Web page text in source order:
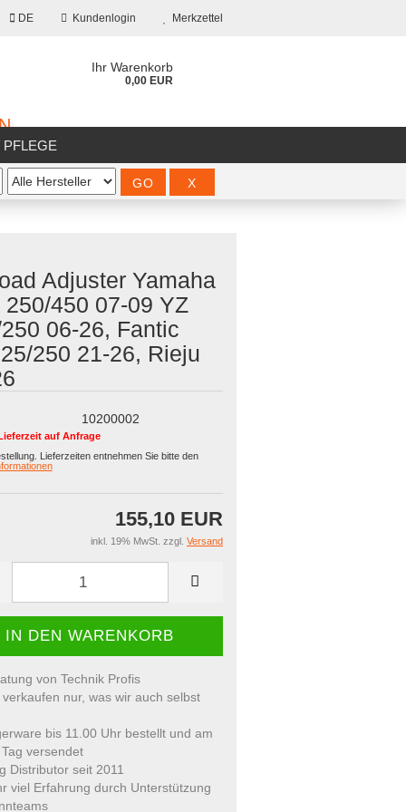
DE Kundenlogin Merkzettel
Ihr Warenkorb
0,00 EUR
PFLEGE
%SALE%
Adjuster Yamaha
250/450 07-09 YZ
06-26, Fantic
250 21-26, Rieju
10200002
auf Anfrage
Lieferzeiten entnehmen Sie bitte den
155,10 EUR
inkl. 19% MwSt. zzgl. Versand
von Technik Profis
verkaufen nur, was wir auch selbst
bis 11.00 Uhr bestellt und am
versendet
Distributor seit 2011
viel Erfahrung durch Unterstützung